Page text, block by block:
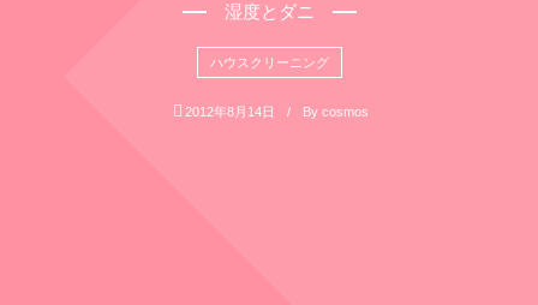
湿度とダニ
ハウスクリーニング
2012年8月14日 By cosmos